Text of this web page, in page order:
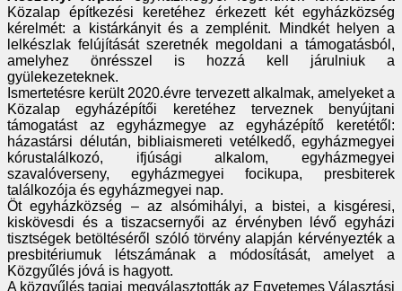
Közalap építkezési keretéhez érkezett két egyházközség
kérelmét: a kistárkányit és a zemplénit. Mindkét helyen a
lelkészlak felújítását szeretnék megoldani a támogatásból,
amelyhez önrésszel is hozzá kell járulniuk a
gyülekezeteknek.
Ismertetésre került 2020.évre tervezett alkalmak, amelyeket a
Közalap egyházépítői keretéhez terveznek benyújtani
támogatást az egyházmegye az egyházépítő keretétől:
házastársi délután, bibliaismereti vetélkedő, egyházmegyei
kórustalálkozó, ifjúsági alkalom, egyházmegyei
szavalóverseny, egyházmegyei focikupa, presbiterek
találkozója és egyházmegyei nap.
Öt egyházközség – az alsómihályi, a bistei, a kisgéresi,
kiskövesdi és a tiszacsernyői az érvényben lévő egyházi
tisztségek betöltéséről szóló törvény alapján kérvényezték a
presbitériumuk létszámának a módosítását, amelyet a
Közgyűlés jóvá is hagyott.
A közgyűlés tagjai megválasztották az Egyetemes Választási